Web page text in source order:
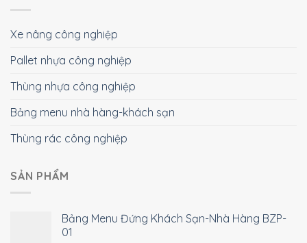
Xe nâng công nghiệp
Pallet nhựa công nghiệp
Thùng nhựa công nghiệp
Bảng menu nhà hàng-khách sạn
Thùng rác công nghiệp
SẢN PHẨM
Bảng Menu Đứng Khách Sạn-Nhà Hàng BZP-
01